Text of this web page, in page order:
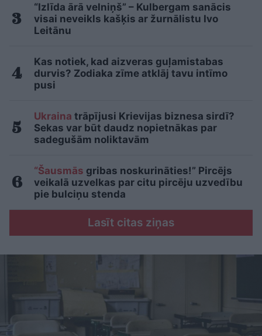
“Izlīda ārā velniņš” – Kulbergam sanācis
visai neveikls kašķis ar žurnālistu Ivo
Leitānu
Kas notiek, kad aizveras guļamistabas
durvis? Zodiaka zīme atklāj tavu intīmo
pusi
Ukraina trāpījusi Krievijas biznesa sirdī?
Sekas var būt daudz nopietnākas par
sadegušām noliktavām
“Šausmās gribas noskurināties!” Pircējs
veikalā uzvelkas par citu pircēju uzvedību
pie bulciņu stenda
Lasīt citas ziņas